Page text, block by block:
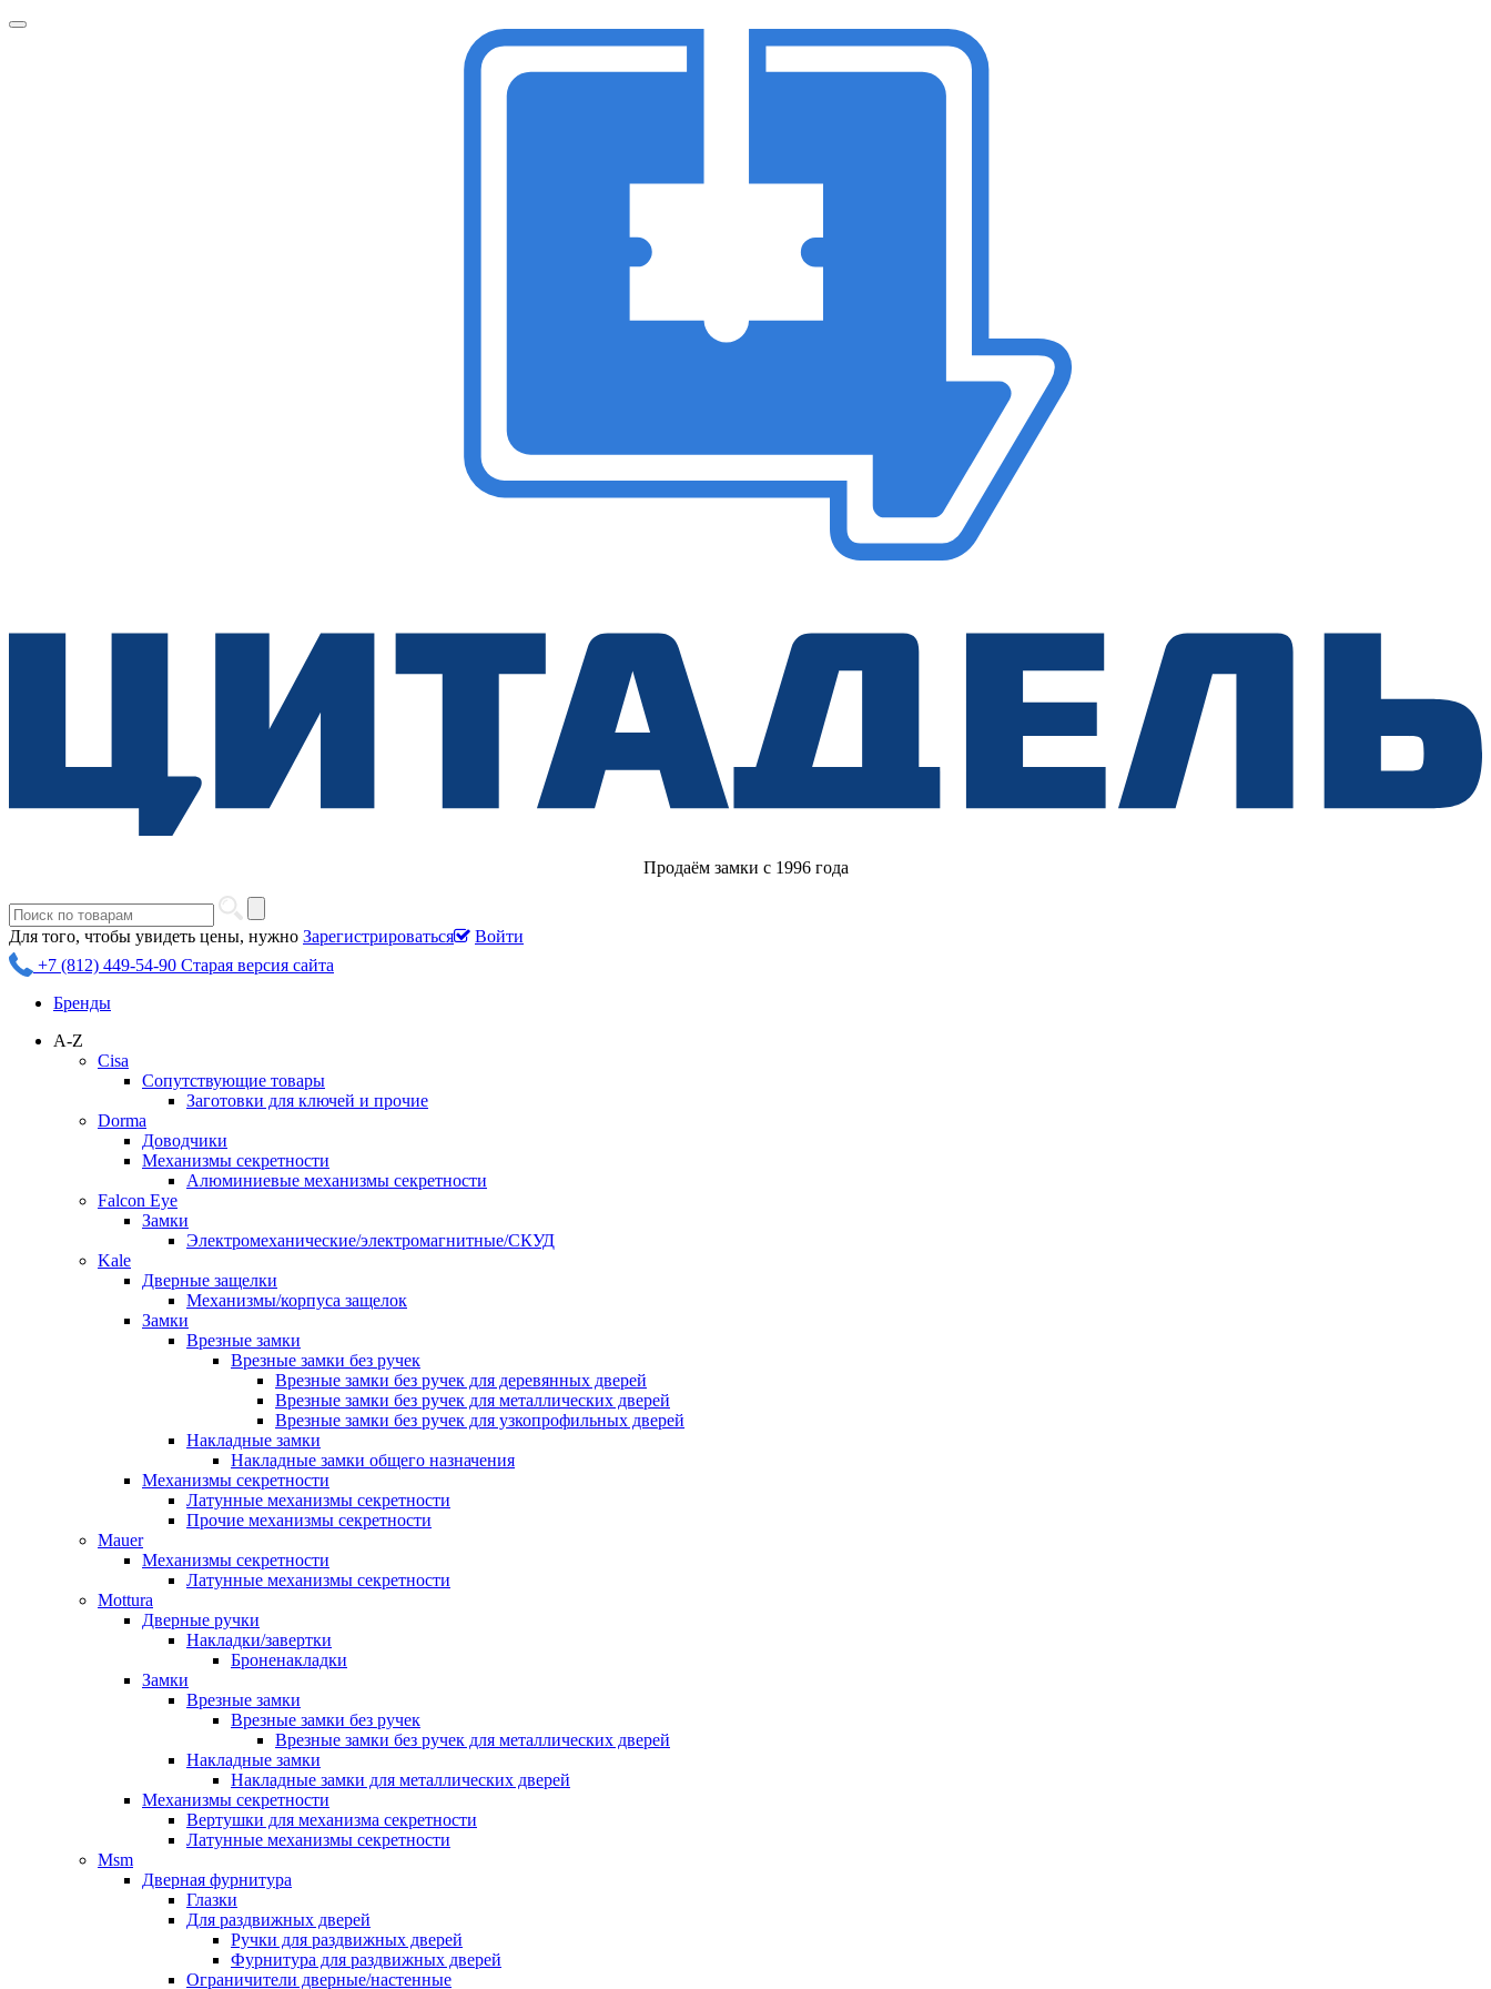
Продаём замки с 1996 года
Для того, чтобы увидеть цены, нужно Зарегистрироваться
Войти
+7 (812) 449-54-90 Старая версия сайта
Бренды
A-Z
Cisa
Сопутствующие товары
Заготовки для ключей и прочие
Dorma
Доводчики
Механизмы секретности
Алюминиевые механизмы секретности
Falcon Eye
Замки
Электромеханические/электромагнитные/СКУД
Kale
Дверные защелки
Механизмы/корпуса защелок
Замки
Врезные замки
Врезные замки без ручек
Врезные замки без ручек для деревянных дверей
Врезные замки без ручек для металлических дверей
Врезные замки без ручек для узкопрофильных дверей
Накладные замки
Накладные замки общего назначения
Механизмы секретности
Латунные механизмы секретности
Прочие механизмы секретности
Mauer
Механизмы секретности
Латунные механизмы секретности
Mottura
Дверные ручки
Накладки/завертки
Броненакладки
Замки
Врезные замки
Врезные замки без ручек
Врезные замки без ручек для металлических дверей
Накладные замки
Накладные замки для металлических дверей
Механизмы секретности
Вертушки для механизма секретности
Латунные механизмы секретности
Msm
Дверная фурнитура
Глазки
Для раздвижных дверей
Ручки для раздвижных дверей
Фурнитура для раздвижных дверей
Ограничители дверные/настенные